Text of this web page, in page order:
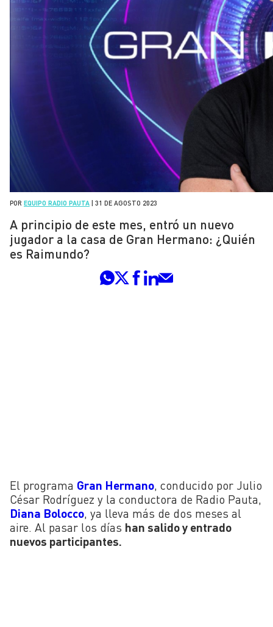
POR EQUIPO RADIO PAUTA 31 DE AGOSTO 2023
A principio de este mes, entró un nuevo
jugador a la casa de Gran Hermano: ¿Quién
es Raimundo?
El programa Gran Hermano , conducido por Julio
César Rodríguez y la conductora de Radio Pauta,
Diana Bolocco , ya lleva más de dos meses al
aire. Al pasar los días han salido y entrado
nuevos participantes.